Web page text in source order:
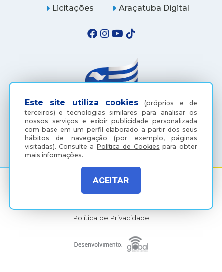
Este site utiliza cookies (próprios e de
terceiros) e tecnologias similares para analisar os
nossos serviços e exibir publicidade personalizada
com base em um perfil elaborado a partir dos seus
hábitos de navegação (por exemplo, páginas
visitadas). Consulte aPolítica de Cookies para obter
mais informações.
ACEITAR
Licitações
Araçatuba Digital
(18) 3607-6500
Política de Privacidade